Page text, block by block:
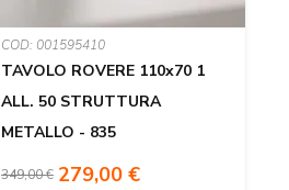
COD: 001595410
TAVOLO ROVERE 110x70 1
ALL. 50 STRUTTURA
METALLO - 835
349,00 € 279,00 €